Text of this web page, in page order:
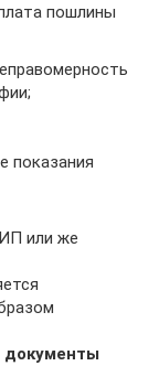
пошлины
показания
или же
документы